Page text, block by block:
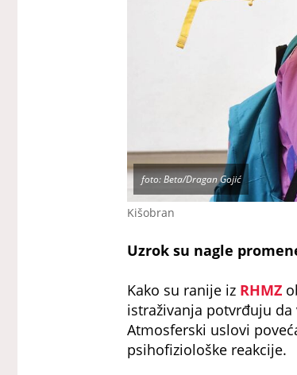
Kišobran
foto: Beta/Dragan Gojić
Uzrok su nagle
Kako su ranije iz RHMZ
istraživanja potvrđuju
Atmosferski uslovi
psihofiziološke reakcije.